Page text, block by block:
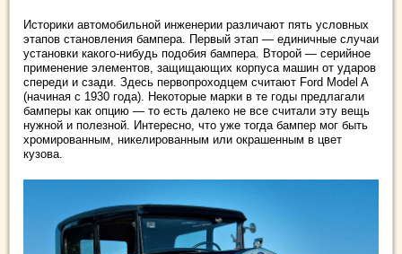
Историки автомобильной инженерии различают пять условных
этапов становления бампера. Первый этап — единичные случаи
установки какого-нибудь подобия бампера. Второй — серийное
применение элементов, защищающих корпуса машин от ударов
спереди и сзади. Здесь первопроходцем считают Ford Model A
(начиная с 1930 года). Некоторые марки в те годы предлагали
бамперы как опцию — то есть далеко не все считали эту вещь
нужной и полезной. Интересно, что уже тогда бампер мог быть
хромированным, никелированным или окрашенным в цвет
кузова.